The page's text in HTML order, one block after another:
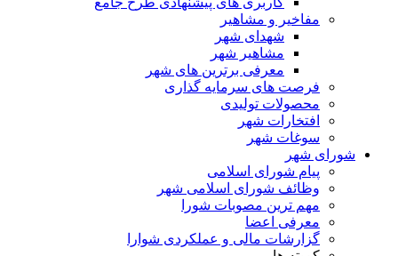
مفاخیر و مشاهیر
شهدای شهر
مشاهیر شهر
معرفی برترین های شهر
فرصت های سرمایه گذاری
محصولات تولیدی
افتخارات شهر
سوغات شهر
شورای شهر
پیام شورای اسلامی
وظائف شورای اسلامی شهر
مهم ترین مصوبات شورا
معرفی اعضا
گزارشات مالی و عملکردی شوارا